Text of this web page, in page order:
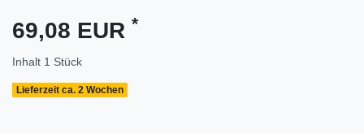
69,08 EUR *
Inhalt 1 Stück
Lieferzeit ca. 2 Wochen